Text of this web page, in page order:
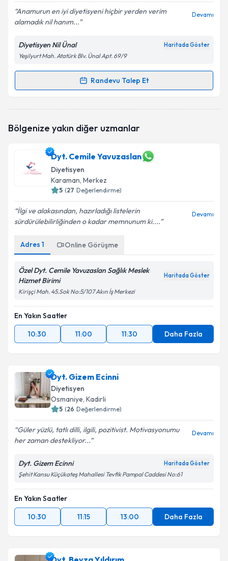
Anamurun en iyi diyetisyeni hiçbir yerden verim
alamadık nil hanım...
Devamı
Diyetisyen Nil Ünal Haritada Göster
Yeşilyurt Mah. Atatürk Blv. Ünal Apt. 69/9
Randevu Talep Et
Randevu Takvimi Talebi
Size bu uzmandan randevu almanız için bir takvim
E-posta Adresiniz
Kişisel verilerimin işlenmesine ilişkin
Aydınlatma
Metni'ni okudum ve kişisel verilerimin belirtilen
Bölgenize yakın diğer uzmanlar
Dyt. Cemile Yavuzaslan
Diyetisyen
Karaman, Merkez
5 (27 Değerlendirme)
İlgi ve alakasından, hazırladığı listelerin
sürdürülebilirliğinden o kadar memnunum ki....
Devamı
Adres 1 Online Görüşme
Özel Dyt. Cemile Yavuzaslan Sağlık Meslek
Hizmet Birimi
Haritada Göster
Kirişçi Mah. 45.Sok No:5/107 Akın İş Merkezi
En Yakın Saatler
10:30
11:00 11:30 Daha Fazla
Dyt. Gizem Ecinni
Diyetisyen
Osmaniye, Kadirli
5 (26 Değerlendirme)
Güler yüzlü, tatlı dilli, ilgili, pozitivist. Motivasyonumu
her zaman destekliyor...
Devamı
Dyt. Gizem Ecinni Haritada Göster
Şehit Kansu Küçükateş Mahallesi Tevfik Pampal Caddesi No:61
En Yakın Saatler
10:30
11:15 13:00 Daha Fazla